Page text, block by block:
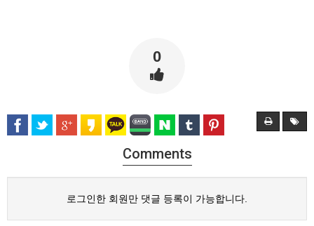
0
Comments
로그인한 회원만 댓글 등록이 가능합니다.